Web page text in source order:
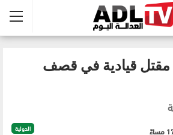
قيادية في قصف
الدولية